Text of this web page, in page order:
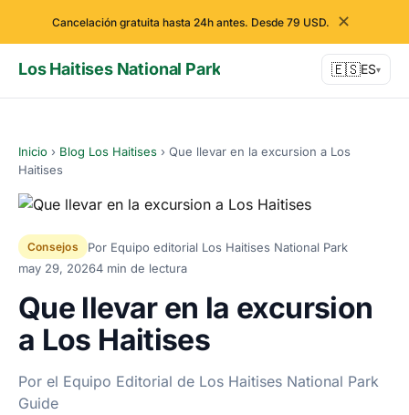
Cancelación gratuita hasta 24h antes. Desde 79 USD. ✕
Los Haitises National Park 🇪🇸ES▾
Inicio › Blog Los Haitises › Que llevar en la excursion a Los
Haitises
Consejos
Por Equipo editorial Los Haitises National Park
may 29, 20264 min de lectura
Que llevar en la excursion
a Los Haitises
Por el Equipo Editorial de Los Haitises National Park
Guide